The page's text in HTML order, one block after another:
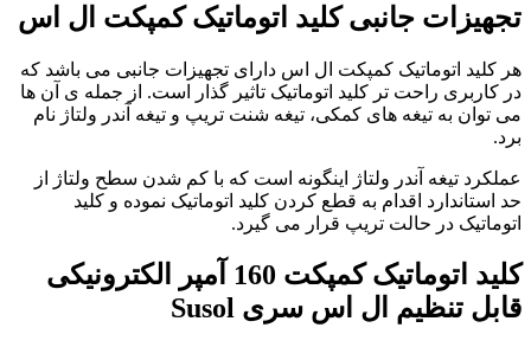
تجهیزات جانبی کلید اتوماتیک کمپکت ال اس
هر کلید اتوماتیک کمپکت ال اس دارای تجهیزات جانبی می باشد که
در کاربری راحت تر کلید اتوماتیک تاثیر گذار است. از جمله ی آن ها
می توان به تیغه های کمکی، تیغه شنت تریپ و تیغه آندر ولتاژ نام
برد.
عملکرد تیغه آندر ولتاژ اینگونه است که با کم شدن سطح ولتاژ از
حد استاندارد اقدام به قطع کردن کلید اتوماتیک نموده و کلید
اتوماتیک در حالت تریپ قرار می گیرد.
کلید اتوماتیک کمپکت 160 آمپر الکترونیکی
قابل تنظیم ال اس سری Susol